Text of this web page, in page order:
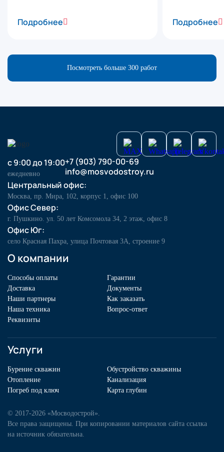
Подробнее Подробнее
Посмотреть больше 300 работ
О компании
Способы оплаты
Гарантии
Доставка
Документы
Наши партнеры
Как заказать
Наша техника
Вопрос-ответ
Реквизиты
Услуги
Бурение скважин
Обустройство скважины
Отопление
Канализация
Погреб под ключ
Карта глубин
с 9:00 до 19:00
ежедневно
+7 (903) 790-00-69
info@mosvodostroy.ru
Центральный офис:
Москва, пр. Мира, 102, корпус 1, офис 100
Офис Север:
г. Пушкино. ул. 50 лет Комсомола 34, 2 этаж, офис 8
Офис Юг:
село Красная Пахра, улица Почтовая 3А, строение 9
© 2017-2026 «Мосводострой».
Все права защищены. При копировании материалов сайта ссылка
на источник обязательна.